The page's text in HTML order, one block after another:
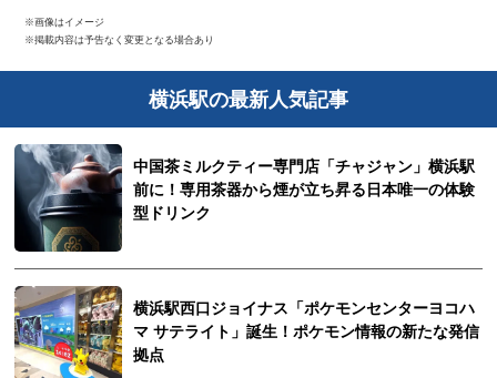
※画像はイメージ
※掲載内容は予告なく変更となる場合あり
横浜駅の最新人気記事
中国茶ミルクティー専門店「チャジャン」横浜駅
前に！専用茶器から煙が立ち昇る日本唯一の体験
型ドリンク
横浜駅西口ジョイナス「ポケモンセンターヨコハ
マ サテライト」誕生！ポケモン情報の新たな発信
拠点